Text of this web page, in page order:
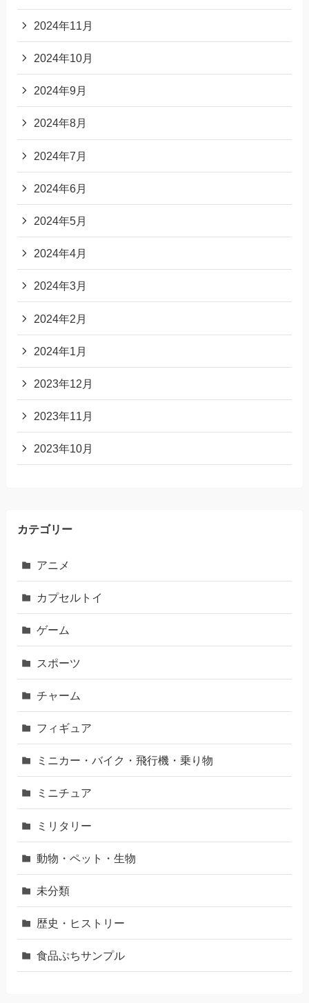
2024年11月
2024年10月
2024年9月
2024年8月
2024年7月
2024年6月
2024年5月
2024年4月
2024年3月
2024年2月
2024年1月
2023年12月
2023年11月
2023年10月
カテゴリー
アニメ
カプセルトイ
ゲーム
スポーツ
チャーム
フィギュア
ミニカー・バイク・飛行機・乗り物
ミニチュア
ミリタリー
動物・ペット・生物
未分類
歴史・ヒストリー
食品ぷちサンプル